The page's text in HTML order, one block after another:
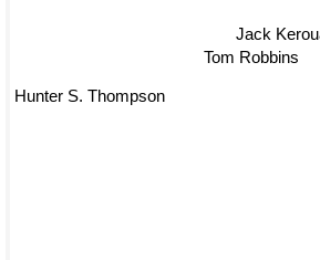
Jack
Tom Robbins
Hunter S. Thompson